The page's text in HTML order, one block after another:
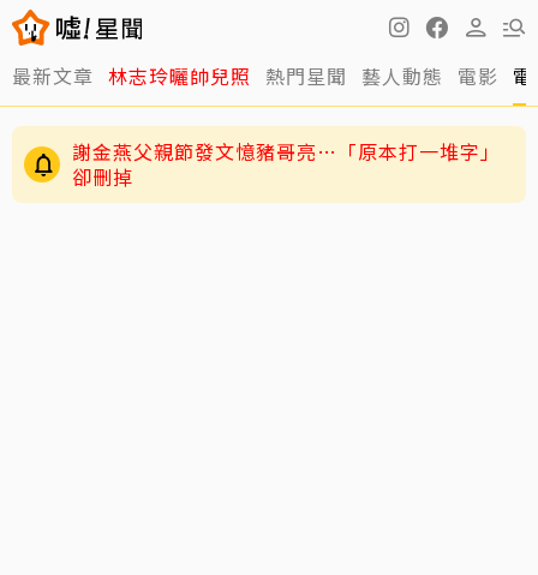
最新文章 林志玲曬帥兒照 熱門星聞 藝人動態 電影
練HYROX練到雙手全是繭！夏和熙拍戲不能拍特
寫
謝金燕父親節發文憶豬哥亮…「原本打一堆字」
卻刪掉